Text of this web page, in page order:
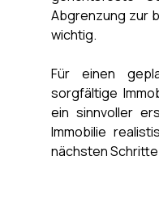
Abgrenzung zur
wichtig.
Für einen
sorgfältige
ein sinnvoller
Immobilie
nächsten